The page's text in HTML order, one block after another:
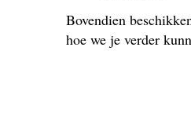
Bovendien
hoe we je verder